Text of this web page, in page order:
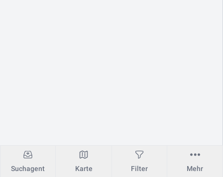
Suchagent Karte Filter Mehr